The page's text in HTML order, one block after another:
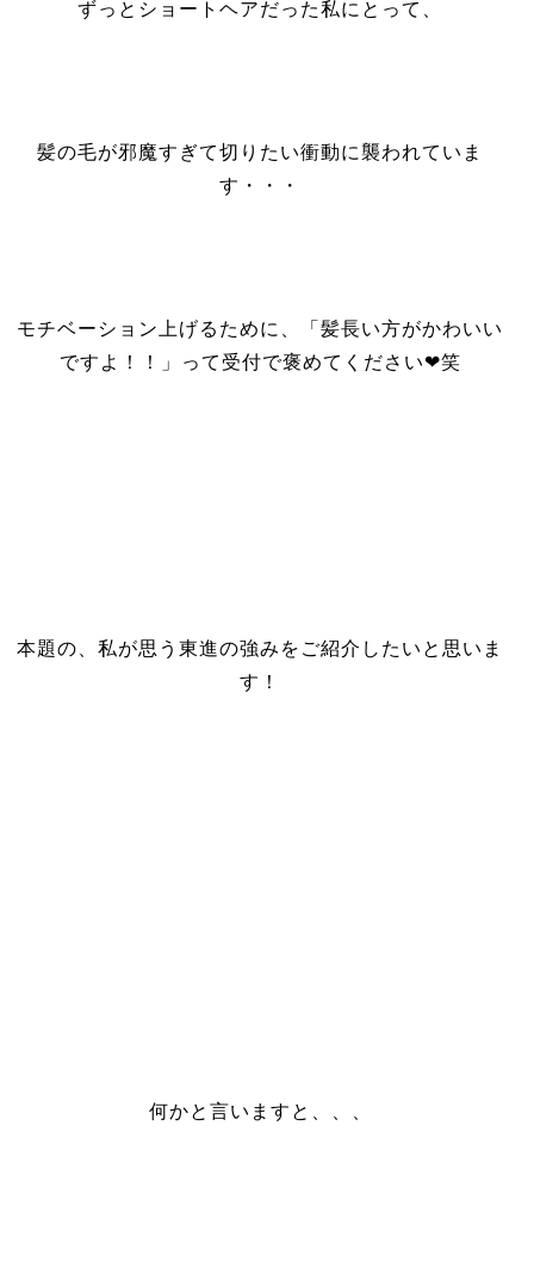
ずっとショートヘアだった私にとって、
髪の毛が邪魔すぎて切りたい衝動に襲われていま
す・・・
モチベーション上げるために、「髪長い方がかわいい
ですよ！！」って受付で褒めてください❤笑
本題の、私が思う東進の強みをご紹介したいと思いま
す！
何かと言いますと、、、